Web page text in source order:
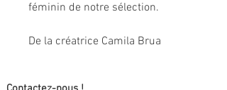
féminin de notre sélection.
De la créatrice Camila Brua